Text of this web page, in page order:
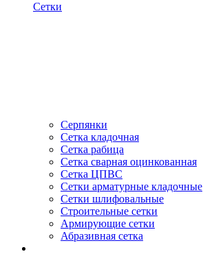
Сетки
Серпянки
Сетка кладочная
Сетка рабица
Сетка сварная оцинкованная
Сетка ЦПВС
Сетки арматурные кладочные
Сетки шлифовальные
Строительные сетки
Армирующие сетки
Абразивная сетка